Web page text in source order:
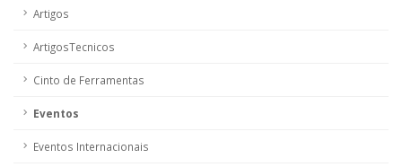
Artigos
ArtigosTecnicos
Cinto de Ferramentas
Eventos
Eventos Internacionais